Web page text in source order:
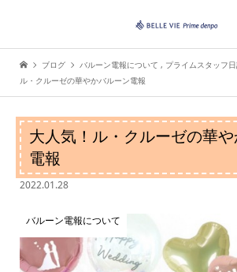
ブログ バルーン電報について , プライムスタッフ
ル・クルーゼの華やかバルーン電報
大人気！ル・クルーゼの華
電報
2022.01.28
バルーン電報について